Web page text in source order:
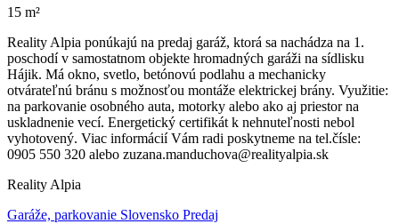
15 m²
Reality Alpia ponúkajú na predaj garáž, ktorá sa nachádza na 1.
poschodí v samostatnom objekte hromadných garáži na sídlisku
Hájik. Má okno, svetlo, betónovú podlahu a mechanicky
otvárateľnú bránu s možnosťou montáže elektrickej brány. Využitie:
na parkovanie osobného auta, motorky alebo ako aj priestor na
uskladnenie vecí. Energetický certifikát k nehnuteľnosti nebol
vyhotovený. Viac informácií Vám radi poskytneme na tel.čísle:
0905 550 320 alebo zuzana.manduchova@realityalpia.sk
Reality Alpia
Garáže, parkovanie Slovensko Predaj